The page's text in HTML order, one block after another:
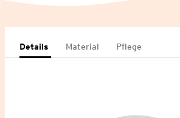
Details Material Pflege